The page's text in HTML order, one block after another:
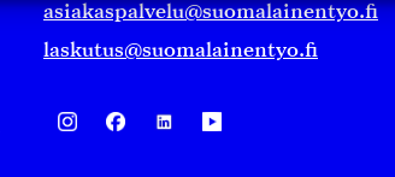
asiakaspalvelu@suomalainentyo.fi
laskutus@suomalainentyo.fi